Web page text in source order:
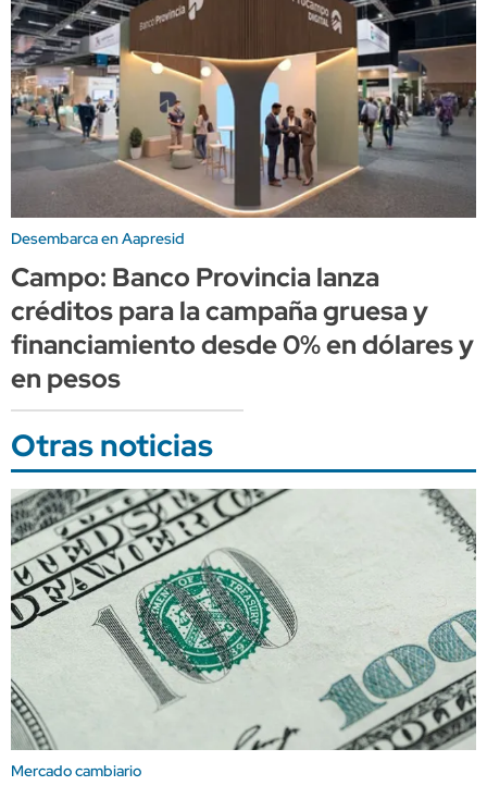
Desembarca en Aapresid
Campo: Banco Provincia lanza
créditos para la campaña gruesa y
financiamiento desde 0% en dólares y
en pesos
Otras noticias
Mercado cambiario